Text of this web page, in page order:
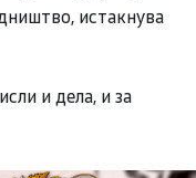
истакнува
и дела, и за